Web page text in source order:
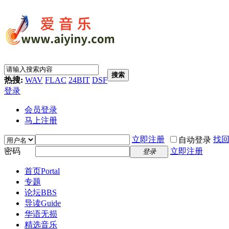
热搜: WAV FLAC 24BIT DSF
搜索
登录
会员登录
马上注册
立即注册 自动登录 找
密码
登录 立即注册
首页Portal
专题
论坛BBS
导读Guide
华语无损
精选音乐